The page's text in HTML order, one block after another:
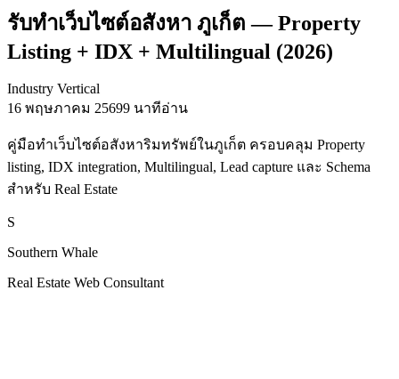
รับทำเว็บไซต์อสังหา ภูเก็ต — Property
Listing + IDX + Multilingual (2026)
Industry Vertical
16 พฤษภาคม 25699 นาทีอ่าน
คู่มือทำเว็บไซต์อสังหาริมทรัพย์ในภูเก็ต ครอบคลุม Property
listing, IDX integration, Multilingual, Lead capture และ Schema
สำหรับ Real Estate
S
Southern Whale
Real Estate Web Consultant